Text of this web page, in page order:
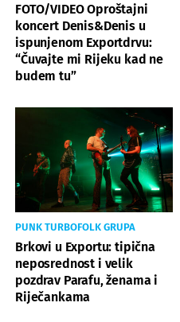
FOTO/VIDEO Oproštajni
koncert Denis&Denis u
ispunjenom Exportdrvu:
“Čuvajte mi Rijeku kad ne
budem tu”
PUNK TURBOFOLK GRUPA
Brkovi u Exportu: tipična
neposrednost i velik
pozdrav Parafu, ženama i
Riječankama